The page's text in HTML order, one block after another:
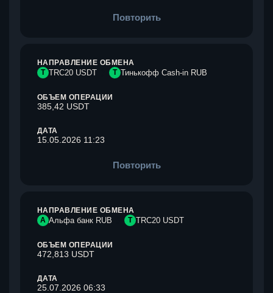
Повторить
НАПРАВЛЕНИЕ ОБМЕНА
T TRC20 USDT Т Тинькофф Cash-in RUB
ОБЪЕМ ОПЕРАЦИИ
385,42 USDT
ДАТА
15.05.2026 11:23
Повторить
НАПРАВЛЕНИЕ ОБМЕНА
А Альфа банк RUB T TRC20 USDT
ОБЪЕМ ОПЕРАЦИИ
472,813 USDT
ДАТА
25.07.2026 06:33